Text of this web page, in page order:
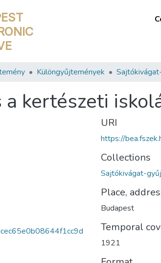
Különgyűjtemények
a kertészeti
URI
https://
Collections
Sajtókivágat-
Place,
Budapest
Temporal
1921